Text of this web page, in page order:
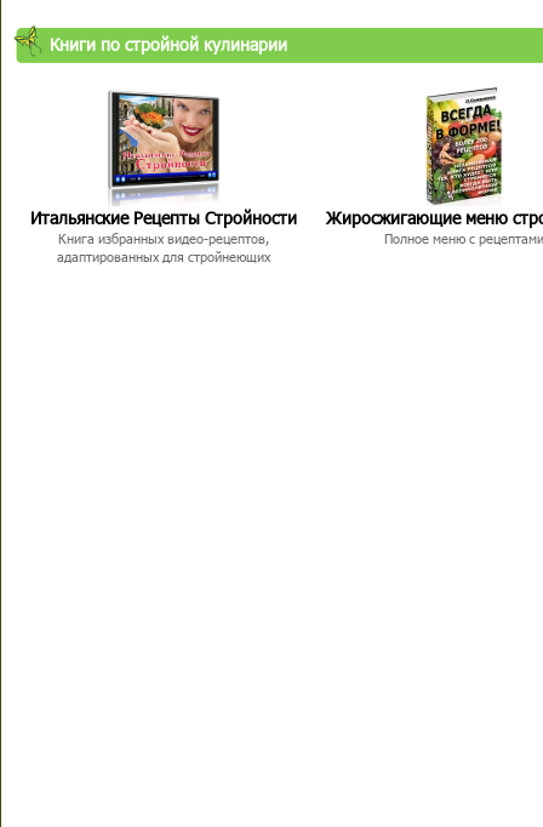
Книги по стройной кулинарии
Итальянские Рецепты Стройности
Книга избранных видео-рецептов,
адаптированных для стройнеющих
Жиросжигающие меню
Полное меню с рецептами